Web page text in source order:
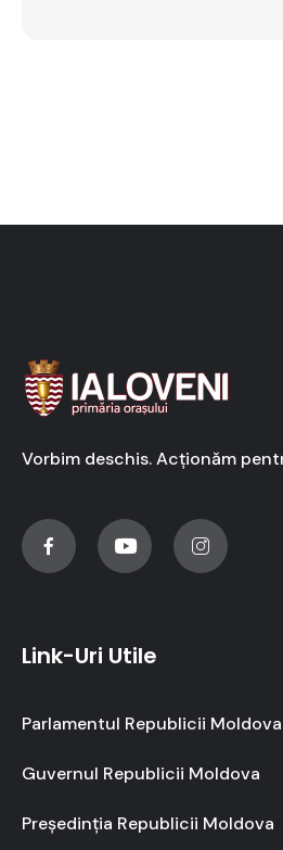
Vorbim deschis. Acționăm
Link-Uri Utile
Parlamentul Republicii Moldova
Guvernul Republicii Moldova
Președinția Republicii Moldova